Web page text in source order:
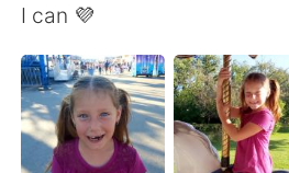
English
Español العربية
Français Deutsch
I can 💜